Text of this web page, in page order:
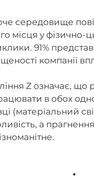
середовище
місця у фізично-
91%
компанії
Z означає, що
в обох
(матеріальний
а